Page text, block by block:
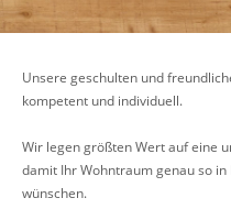
Unsere geschulten und
kompetent und individuell.
Wir legen größten Wert auf eine
damit Ihr Wohntraum genau so
wünschen.